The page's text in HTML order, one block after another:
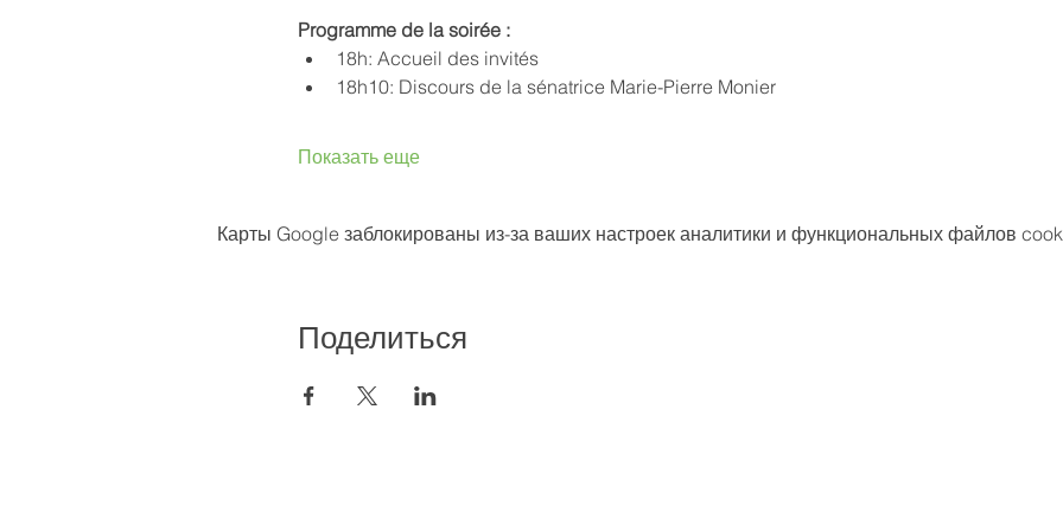
Programme de la soirée :
18h: Accueil des invités
18h10: Discours de la sénatrice Marie-Pierre Monier
Показать еще
Карты Google заблокированы из-за ваших настроек аналитики и функциональных файлов
Поделиться